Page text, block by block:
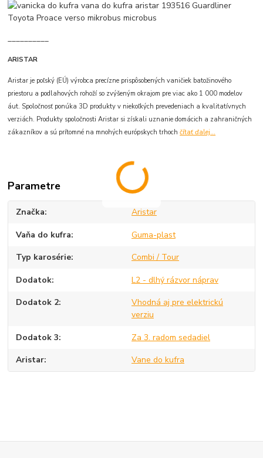
ARISTAR
Aristar je poľský (EÚ) výrobca precízne prispôsobených vaničiek batožinového
priestoru a podlahových rohoží so zvýšeným okrajom pre viac ako 1 000 modelov
áut. Spoločnosť ponúka 3D produkty v niekoľkých prevedeniach a kvalitatívnych
verziách. Produkty spoločnosti Aristar si získali uznanie domácich a zahraničných
zákazníkov a sú prítomné na mnohých európskych trhochčítať ďalej...
Parametre
Značka Aristar
Vaňa do kufra Guma-plast
Typ karosérie Combi / Tour
Dodatok L2 - dlhý rázvor náprav
Dodatok 2
Vhodná aj pre elektrickú
verziu
Dodatok 3 Za 3. radom sedadiel
Aristar Vane do kufra